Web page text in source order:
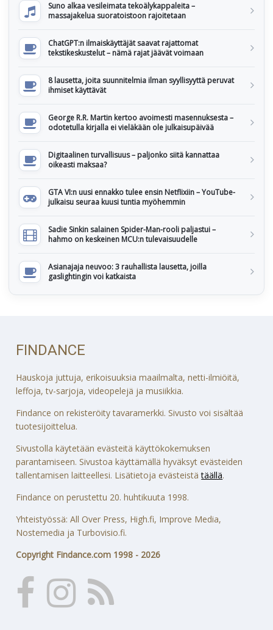
Suno alkaa vesileimata tekoälykappaleita –
massajakelua suoratoistoon rajoitetaan
ChatGPT:n ilmaiskäyttäjät saavat rajattomat
tekstikeskustelut – nämä rajat jäävät voimaan
8 lausetta, joita suunnitelmia ilman syyllisyyttä peruvat
ihmiset käyttävät
George R.R. Martin kertoo avoimesti masennuksesta –
odotetulla kirjalla ei vieläkään ole julkaisupäivää
Digitaalinen turvallisuus – paljonko siitä kannattaa
oikeasti maksaa?
GTA VI:n uusi ennakko tulee ensin Netflixiin – YouTube-
julkaisu seuraa kuusi tuntia myöhemmin
Sadie Sinkin salainen Spider-Man-rooli paljastui –
hahmo on keskeinen MCU:n tulevaisuudelle
Asianajaja neuvoo: 3 rauhallista lausetta, joilla
gaslightingin voi katkaista
FINDANCE
Hauskoja juttuja, erikoisuuksia maailmalta, netti-ilmiöitä,
leffoja, tv-sarjoja, videopelejä ja musiikkia.
Findance on rekisteröity tavaramerkki. Sivusto voi sisältää
tuotesijoittelua.
Sivustolla käytetään evästeitä käyttökokemuksen
parantamiseen. Sivustoa käyttämällä hyväksyt evästeiden
tallentamisen laitteellesi. Lisätietoja evästeistätäällä.
Findance on perustettu 20. huhtikuuta 1998.
Yhteistyössä: All Over Press, High.fi, Improve Media,
Nostemedia ja Turbovisio.fi.
Copyright Findance.com 1998 - 2026